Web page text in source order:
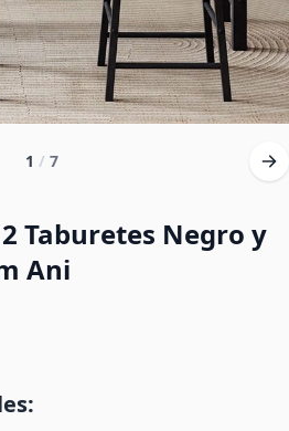
1 / 7
Taburetes Negro y
Ani